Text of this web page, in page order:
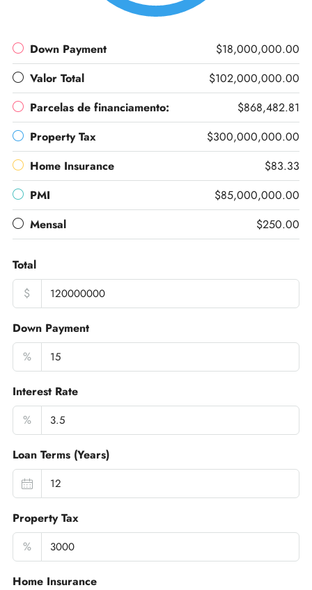
Down Payment
$18,000,000.00
Valor Total
$102,000,000.00
Parcelas de financiamento:
$868,482.81
Property Tax
$300,000,000.00
Home Insurance
$83.33
PMI
$85,000,000.00
Mensal
$250.00
Total
$
Down Payment
%
Interest Rate
%
Loan Terms (Years)
Property Tax
%
Home Insurance